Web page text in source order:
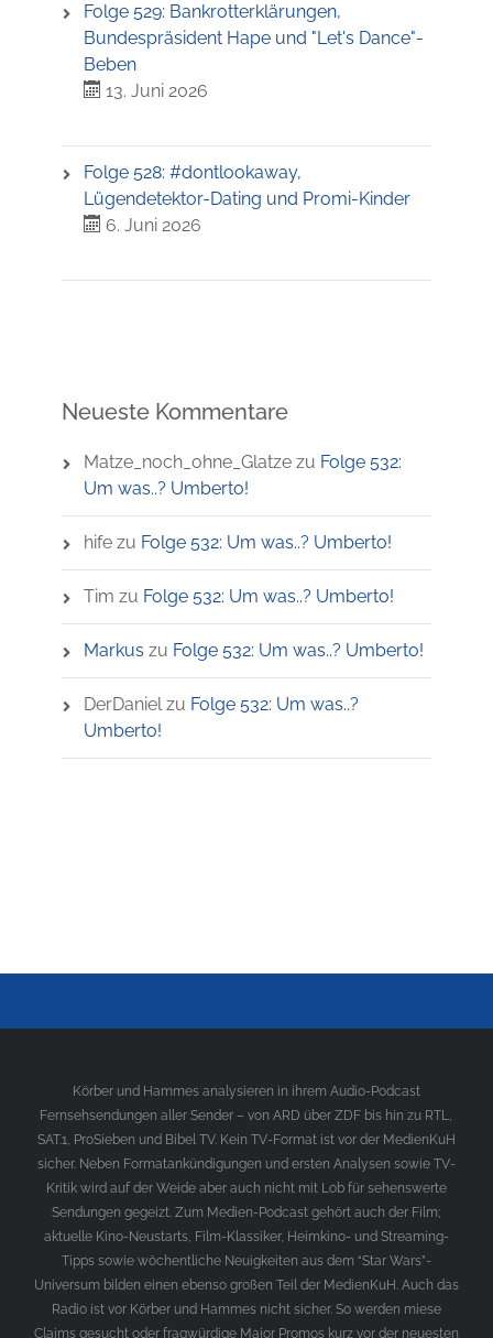
Folge 529: Bankrotterklärungen,
Bundespräsident Hape und "Let's Dance"-
Beben
13. Juni 2026
Folge 528: #dontlookaway,
Lügendetektor-Dating und Promi-Kinder
6. Juni 2026
Neueste Kommentare
Matze_noch_ohne_Glatzezu Folge 532:
Um was..? Umberto!
hifezu Folge 532: Um was..? Umberto!
Tim zu Folge 532: Um was..? Umberto!
Markus zu Folge 532: Um was..? Umberto!
DerDanielzu Folge 532: Um was..?
Umberto!
Körber und Hammes analysieren in ihrem Audio-Podcast
Fernsehsendungen aller Sender – von ARD über ZDF bis hin zu RTL,
SAT.1, ProSieben und Bibel TV. Kein TV-Format ist vor der MedienKuH
sicher. Neben Formatankündigungen und ersten Analysen sowie TV-
Kritik wird auf der Weide aber auch nicht mit Lob für sehenswerte
Sendungen gegeizt. Zum Medien-Podcast gehört auch der Film;
aktuelle Kino-Neustarts, Film-Klassiker, Heimkino- und Streaming-
Tipps sowie wöchentliche Neuigkeiten aus dem “Star Wars”-
Universum bilden einen ebenso großen Teil der MedienKuH. Auch das
Radio ist vor Körber und Hammes nicht sicher. So werden miese
Claims gesucht oder fragwürdige Major Promos kurz vor der neuesten